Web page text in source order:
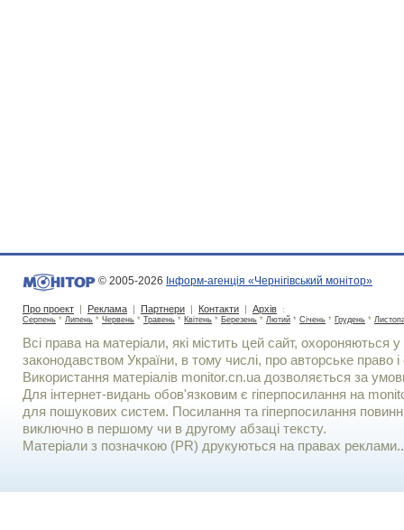
© 2005-2026 Інформ-агенція «Чернігівський монітор»
Про проект | Реклама | Партнери | Контакти | Архів :
Серпень * Липень * Червень * Травень * Квітень * Березень * Лютий * Січень * Грудень *
Всі права на матеріали, які містить цей сайт, охороняються у
законодавством України, в тому числі, про авторське право і
Використання матерiалiв monitor.cn.ua дозволяється за
Для iнтернет-видань обов'язковим є гiперпосилання на
для пошукових систем. Посилання та гіперпосилання
виключно в першому чи в другому абзаці тексту.
Матеріали з позначкою (PR) друкуються на правах реклами..